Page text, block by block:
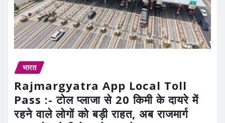
भारत
Rajmargyatra App Local Toll
Pass :- टोल प्लाजा से 20 किमी के दायरे में
रहने वाले लोगों को बड़ी राहत, अब राजमार्ग